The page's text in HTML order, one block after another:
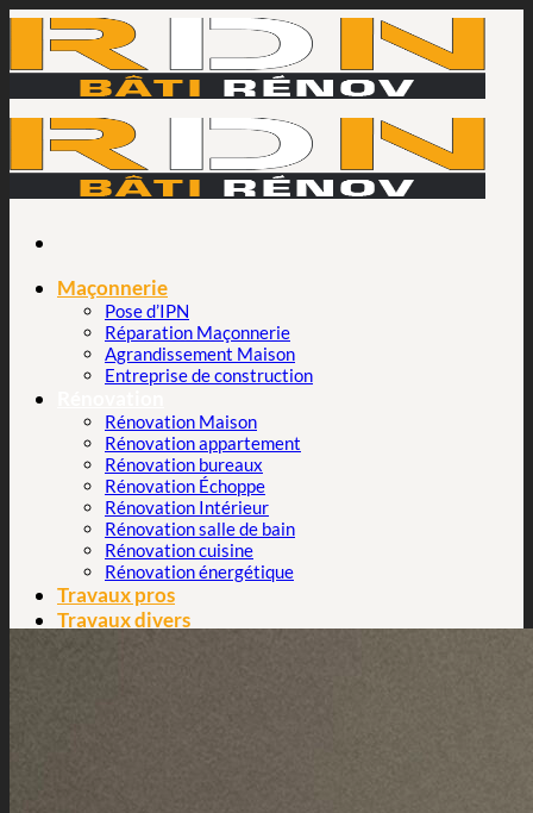
Passer
contenu
Maçonnerie
Pose d’IPN
Réparation Maçonnerie
Agrandissement Maison
Entreprise de construction
Rénovation Maison
Rénovation appartement
Rénovation bureaux
Rénovation Échoppe
Rénovation Intérieur
Rénovation salle de bain
Rénovation cuisine
Rénovation énergétique
Travaux pros
Travaux divers